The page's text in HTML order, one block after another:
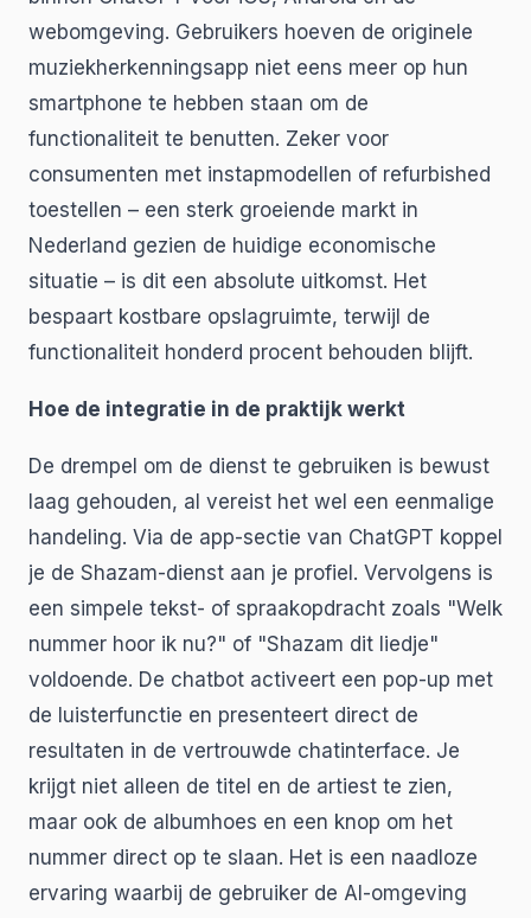
webomgeving. Gebruikers hoeven de originele
muziekherkenningsapp niet eens meer op hun
smartphone te hebben staan om de
functionaliteit te benutten. Zeker voor
consumenten met instapmodellen of refurbished
toestellen – een sterk groeiende markt in
Nederland gezien de huidige economische
situatie – is dit een absolute uitkomst. Het
bespaart kostbare opslagruimte, terwijl de
functionaliteit honderd procent behouden blijft.
Hoe de integratie in de praktijk werkt
De drempel om de dienst te gebruiken is bewust
laag gehouden, al vereist het wel een eenmalige
handeling. Via de app-sectie van ChatGPT koppel
je de Shazam-dienst aan je profiel. Vervolgens is
een simpele tekst- of spraakopdracht zoals "Welk
nummer hoor ik nu?" of "Shazam dit liedje"
voldoende. De chatbot activeert een pop-up met
de luisterfunctie en presenteert direct de
resultaten in de vertrouwde chatinterface. Je
krijgt niet alleen de titel en de artiest te zien,
maar ook de albumhoes en een knop om het
nummer direct op te slaan. Het is een naadloze
ervaring waarbij de gebruiker de AI-omgeving